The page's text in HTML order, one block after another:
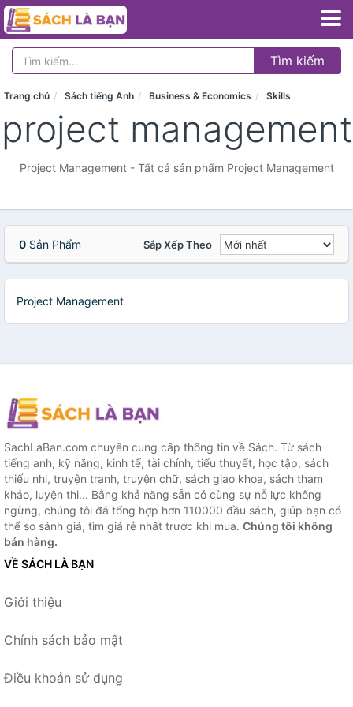
Tìm kiếm
Trang chủ Sách tiếng Anh Business & Economics Skills
project management
Project Management - Tất cả sản phẩm Project Management
0 Sản Phẩm Sắp Xếp Theo
Project Management
SachLaBan.com chuyên cung cấp thông tin về Sách. Từ sách
tiếng anh, kỹ năng, kinh tế, tài chính, tiểu thuyết, học tập, sách
thiếu nhi, truyện tranh, truyện chữ, sách giao khoa, sách tham
khảo, luyện thi... Bằng khả năng sẵn có cùng sự nỗ lực không
ngừng, chúng tôi đã tổng hợp hơn 110000 đầu sách, giúp bạn có
thể so sánh giá, tìm giá rẻ nhất trước khi mua. Chúng tôi không
bán hàng.
VỀ SÁCH LÀ BẠN
Giới thiệu
Chính sách bảo mật
Điều khoản sử dụng